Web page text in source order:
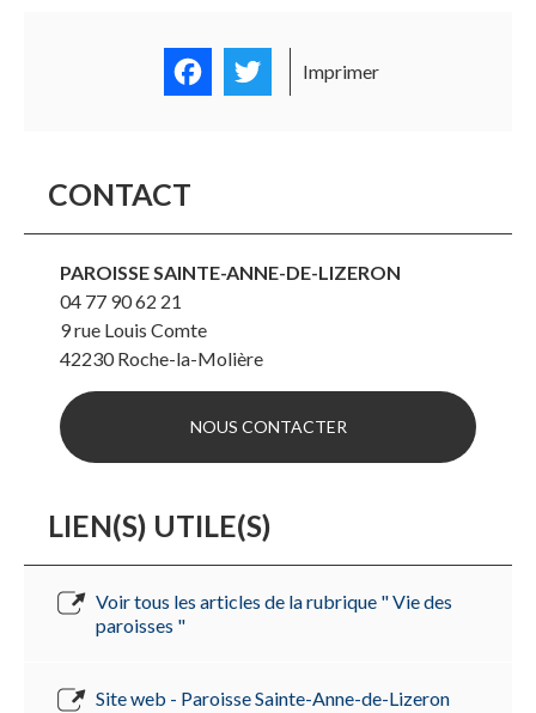
FacebookTwitter
Imprimer
CONTACT
PAROISSE SAINTE-ANNE-DE-LIZERON
04 77 90 62 21
9 rue Louis Comte
42230 Roche-la-Molière
NOUS CONTACTER
LIEN(S) UTILE(S)
Voir tous les articles de la rubrique " Vie des
paroisses "
Site web - Paroisse Sainte-Anne-de-Lizeron